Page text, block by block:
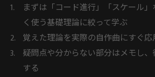
まずは「コード進行」「スケール
く使う基礎理論に絞って学ぶ
覚えた理論を実際の自作曲にすぐ応
疑問点や分からない部分はメモし
する